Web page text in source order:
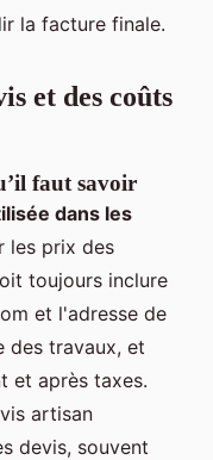
la facture finale.
et des coûts
faut savoir
dans les
les prix des
toujours inclure
et l'adresse de
des travaux, et
et après taxes.
artisan
devis, souvent